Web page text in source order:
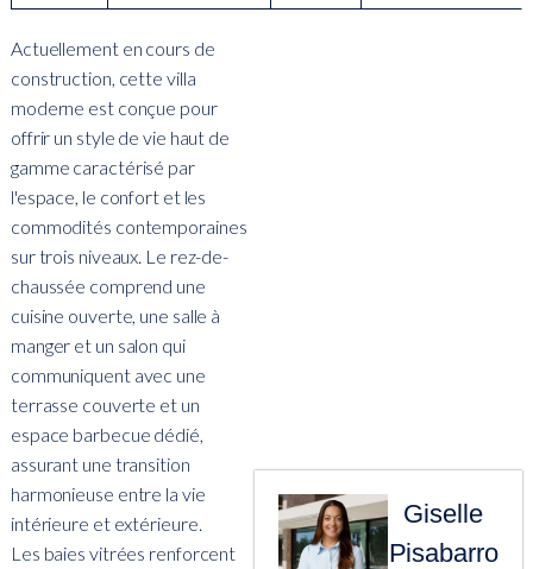
Actuellement en cours de
construction, cette villa
moderne est conçue pour
offrir un style de vie haut de
gamme caractérisé par
l'espace, le confort et les
commodités contemporaines
sur trois niveaux. Le rez-de-
chaussée comprend une
cuisine ouverte, une salle à
manger et un salon qui
communiquent avec une
terrasse couverte et un
espace barbecue dédié,
assurant une transition
harmonieuse entre la vie
intérieure et extérieure.
Les baies vitrées renforcent
Giselle
Pisabarro